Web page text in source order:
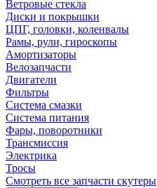
Ветровые стекла
Диски и покрышки
ЦПГ, головки, коленвалы
Рамы, рули, гироскопы
Амортизаторы
Велозапчасти
Двигатели
Фильтры
Система смазки
Система питания
Фары, поворотники
Трансмиссия
Электрика
Тросы
Смотреть все запчасти скутеры